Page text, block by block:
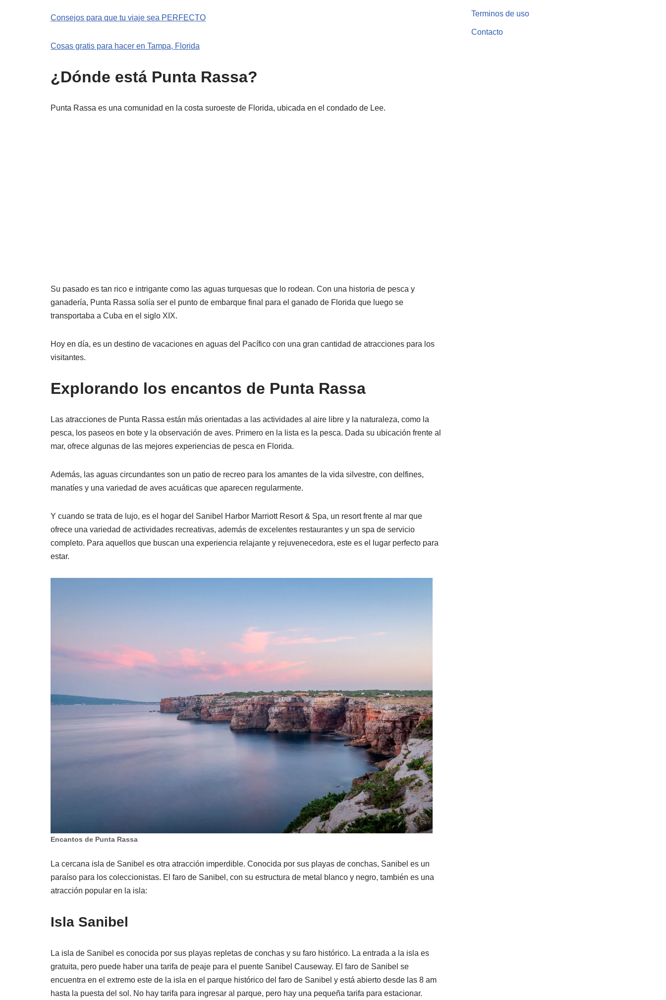
Consejos para que tu viaje sea PERFECTO
Cosas gratis para hacer en Tampa, Florida
¿Dónde está Punta Rassa?
Punta Rassa es una comunidad en la costa suroeste de Florida, ubicada en el condado de Lee.
Su pasado es tan rico e intrigante como las aguas turquesas que lo rodean. Con una historia de pesca y
ganadería, Punta Rassa solía ser el punto de embarque final para el ganado de Florida que luego se
transportaba a Cuba en el siglo XIX.
Hoy en día, es un destino de vacaciones en aguas del Pacífico con una gran cantidad de atracciones para los
visitantes.
Explorando los encantos de Punta Rassa
Las atracciones de Punta Rassa están más orientadas a las actividades al aire libre y la naturaleza, como la
pesca, los paseos en bote y la observación de aves. Primero en la lista es la pesca. Dada su ubicación frente al
mar, ofrece algunas de las mejores experiencias de pesca en Florida.
Además, las aguas circundantes son un patio de recreo para los amantes de la vida silvestre, con delfines,
manatíes y una variedad de aves acuáticas que aparecen regularmente.
Y cuando se trata de lujo, es el hogar del Sanibel Harbor Marriott Resort & Spa, un resort frente al mar que
ofrece una variedad de actividades recreativas, además de excelentes restaurantes y un spa de servicio
completo. Para aquellos que buscan una experiencia relajante y rejuvenecedora, este es el lugar perfecto para
estar.
Encantos de Punta Rassa
La cercana isla de Sanibel es otra atracción imperdible. Conocida por sus playas de conchas, Sanibel es un
paraíso para los coleccionistas. El faro de Sanibel, con su estructura de metal blanco y negro, también es una
atracción popular en la isla:
Isla Sanibel
La isla de Sanibel es conocida por sus playas repletas de conchas y su faro histórico. La entrada a la isla es
gratuita, pero puede haber una tarifa de peaje para el puente Sanibel Causeway. El faro de Sanibel se
encuentra en el extremo este de la isla en el parque histórico del faro de Sanibel y está abierto desde las 8 am
hasta la puesta del sol. No hay tarifa para ingresar al parque, pero hay una pequeña tarifa para estacionar.
Terminos de uso
Contacto